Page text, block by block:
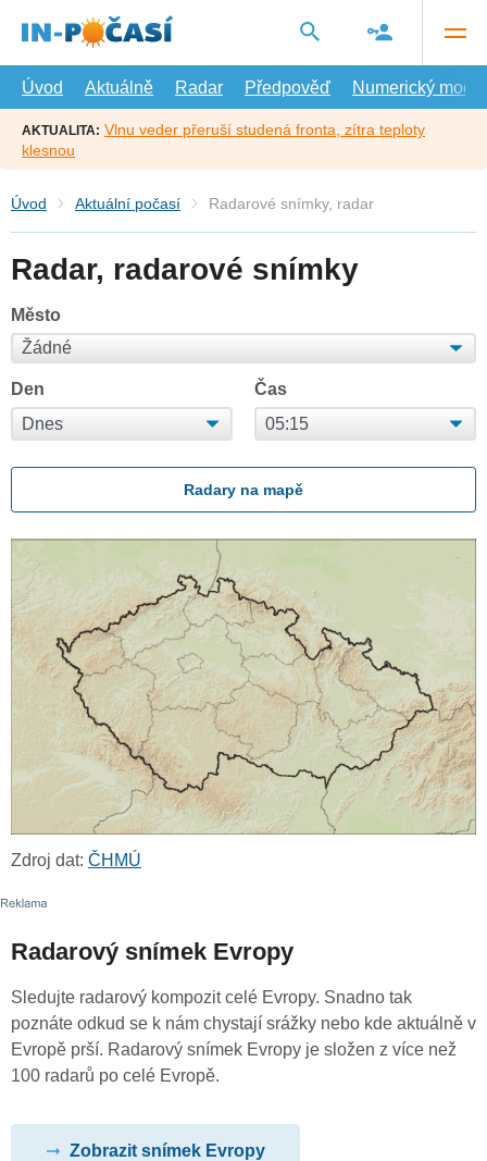
hlavní
Úvod
Aktuálně Radar Předpověď Numerický model
AKTUALITA: Vlnu veder přeruší studená fronta, zítra teploty
klesnou
Úvod Aktuální počasí Radarové snímky, radar
Radar, radarové snímky
Město
Den Čas
Radary na mapě
Zdroj dat: ČHMÚ
Radarový snímek Evropy
Sledujte radarový kompozit celé Evropy. Snadno tak
poznáte odkud se k nám chystají srážky nebo kde aktuálně v
Evropě prší. Radarový snímek Evropy je složen z více než
100 radarů po celé Evropě.
Zobrazit snímek Evropy